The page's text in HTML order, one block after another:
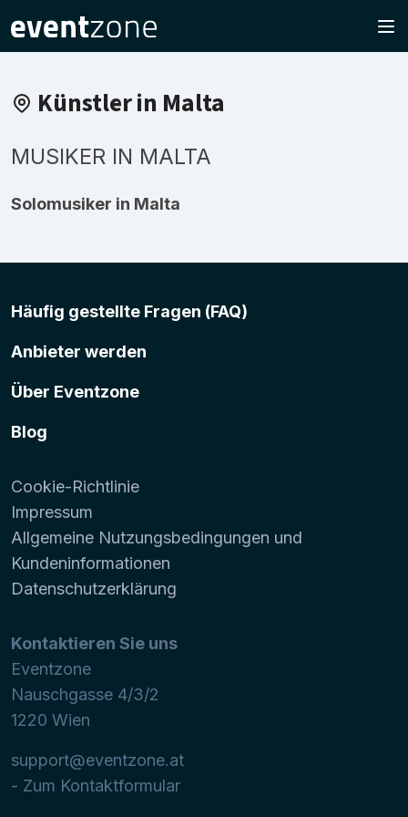
Künstler in Malta
MUSIKER IN MALTA
Solomusiker in Malta
Häufig gestellte Fragen (FAQ)
Anbieter werden
Über Eventzone
Blog
Cookie-Richtlinie
Impressum
Allgemeine Nutzungsbedingungen und
Kundeninformationen
Datenschutzerklärung
Kontaktieren Sie uns
Eventzone
Nauschgasse 4/3/2
1220 Wien
support@eventzone.at
- Zum Kontaktformular